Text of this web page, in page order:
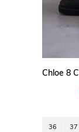
36 37